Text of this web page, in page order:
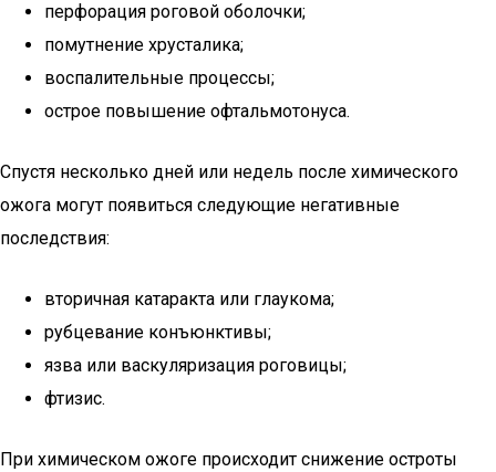
перфорация роговой оболочки;
помутнение хрусталика;
воспалительные процессы;
острое повышение офтальмотонуса.
Спустя несколько дней или недель после химического
ожога могут появиться следующие негативные
последствия:
вторичная катаракта или глаукома;
рубцевание конъюнктивы;
язва или васкуляризация роговицы;
фтизис.
При химическом ожоге происходит снижение остроты